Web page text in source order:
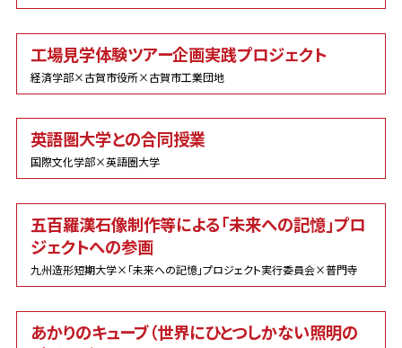
工場見学体験ツアー企画実践プロジェクト
経済学部×古賀市役所×古賀市工業団地
英語圏大学との合同授業
国際文化学部×英語圏大学
五百羅漢石像制作等による「未来への記憶」プロ
ジェクトへの参画
九州造形短期大学×「未来への記憶」プロジェクト実行委員会×普門寺
あかりのキューブ（世界にひとつしかない照明の